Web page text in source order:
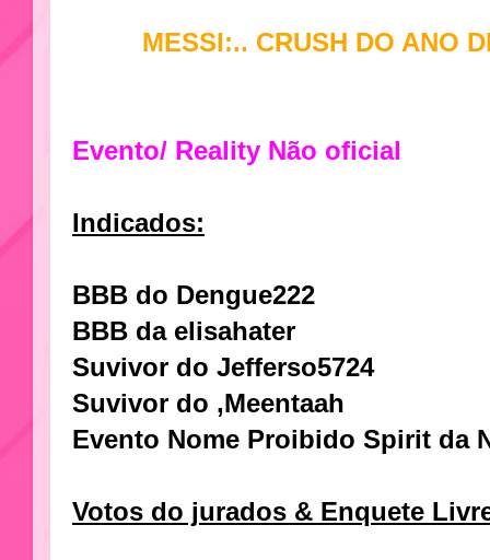
MESSI:.. CRUSH DO ANO
Evento/ Reality Não oficial
Indicados:
BBB do Dengue222
BBB da elisahater
Suvivor do Jefferso5724
Suvivor do ,Meentaah
Evento Nome Proibido Spirit da
Votos do jurados & Enquete